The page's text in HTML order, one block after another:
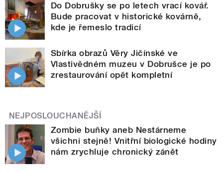
Do Dobrušky se po letech vrací kovář.
Bude pracovat v historické kovárně,
kde je řemeslo tradicí
Sbírka obrazů Věry Jičínské ve
Vlastivědném muzeu v Dobrušce je po
zrestaurování opět kompletní
NEJPOSLOUCHANĚJŠÍ
Zombie buňky aneb Nestárneme
všichni stejně! Vnitřní biologické hodiny
nám zrychluje chronický zánět